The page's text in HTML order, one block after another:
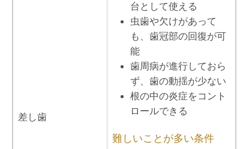
差し歯
台として使える
虫歯や欠けがあって
も、歯冠部の回復が可
能
歯周病が進行しておら
ず、歯の動揺が少ない
根の中の炎症をコント
ロールできる
難しいことが多い条件